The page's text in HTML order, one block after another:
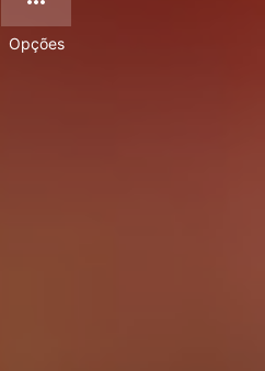
Opções